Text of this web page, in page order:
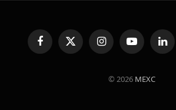
FacebookX
(Twitter)
InstagramYouTube
© 2026 MEXC